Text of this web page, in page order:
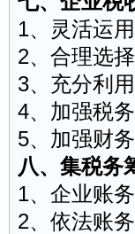
1、灵活运
2、合理选
3、充分利
4、加强税
5、加强财
八、集税务
1、企业账
2、依法账